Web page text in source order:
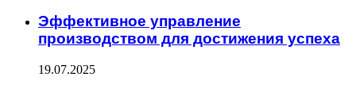
Эффективное управление
производством для достижения успеха
19.07.2025